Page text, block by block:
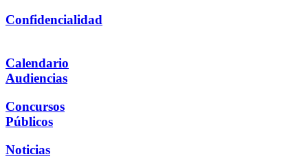
Confidencialidad
Calendario
Audiencias
Concursos
Públicos
Noticias